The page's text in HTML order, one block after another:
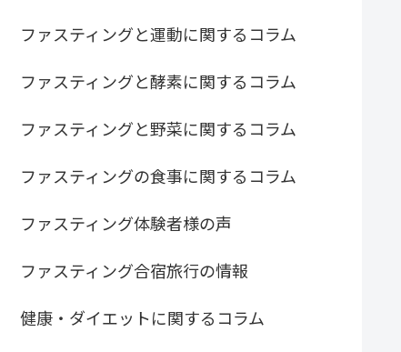
ファスティングと運動に関するコラム
ファスティングと酵素に関するコラム
ファスティングと野菜に関するコラム
ファスティングの食事に関するコラム
ファスティング体験者様の声
ファスティング合宿旅行の情報
健康・ダイエットに関するコラム